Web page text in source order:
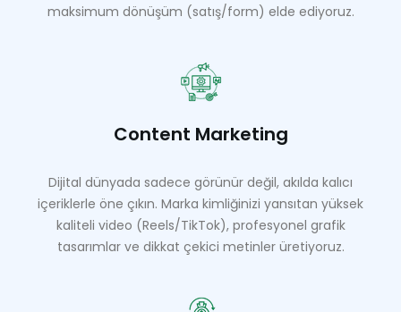
maksimum dönüşüm (satış/form) elde ediyoruz.
Content Marketing
Dijital dünyada sadece görünür değil, akılda kalıcı
içeriklerle öne çıkın. Marka kimliğinizi yansıtan yüksek
kaliteli video (Reels/TikTok), profesyonel grafik
tasarımlar ve dikkat çekici metinler üretiyoruz.